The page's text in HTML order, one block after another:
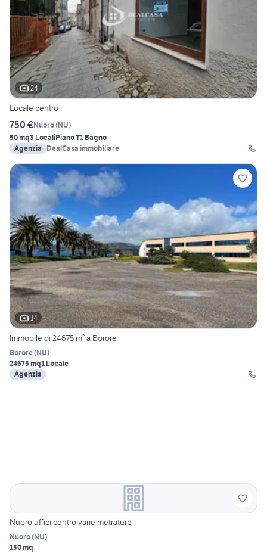
24
Locale centro
750 €Nuoro(NU)
50 mq3 LocaliPiano T1 Bagno
Agenzia
DealCasa immobiliare
14
Immobile di 24675 m² a Borore
Borore(NU)
24675 mq1 Locale
Agenzia
Nuoro uffici centro varie metrature
Nuoro(NU)
150 mq